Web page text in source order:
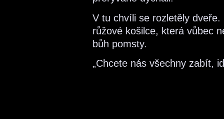
V tu chvíli se rozletěly
růžové košilce, která vůbec
bůh pomsty.
„Chcete nás všechny zabít,